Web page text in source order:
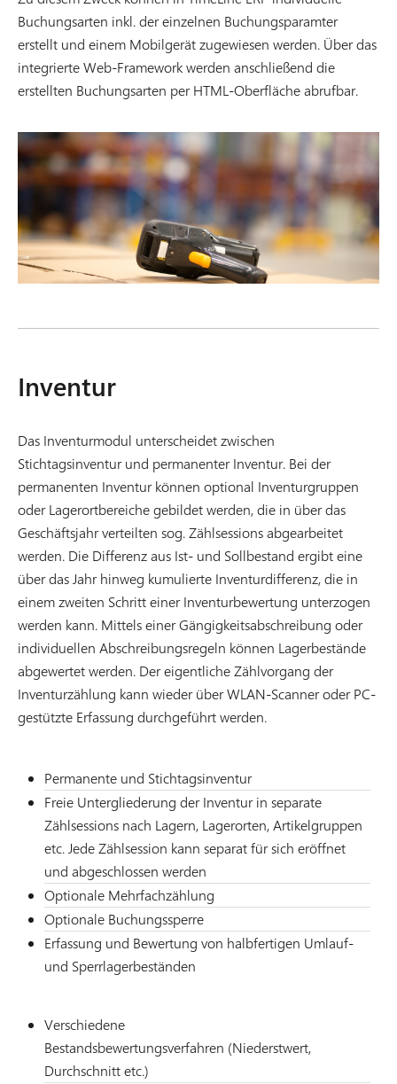
Buchungsarten inkl. der einzelnen Buchungsparamter
erstellt und einem Mobilgerät zugewiesen werden. Über das
integrierte Web-Framework werden anschließend die
erstellten Buchungsarten per HTML-Oberfläche abrufbar.
Inventur
Das Inventurmodul unterscheidet zwischen
Stichtagsinventur und permanenter Inventur. Bei der
permanenten Inventur können optional Inventurgruppen
oder Lagerortbereiche gebildet werden, die in über das
Geschäftsjahr verteilten sog. Zählsessions abgearbeitet
werden. Die Differenz aus Ist- und Sollbestand ergibt eine
über das Jahr hinweg kumulierte Inventurdifferenz, die in
einem zweiten Schritt einer Inventurbewertung unterzogen
werden kann. Mittels einer Gängigkeitsabschreibung oder
individuellen Abschreibungsregeln können Lagerbestände
abgewertet werden. Der eigentliche Zählvorgang der
Inventurzählung kann wieder über WLAN-Scanner oder PC-
gestützte Erfassung durchgeführt werden.
Permanente und Stichtagsinventur
Freie Untergliederung der Inventur in separate
Zählsessions nach Lagern, Lagerorten, Artikelgruppen
etc. Jede Zählsession kann separat für sich eröffnet
und abgeschlossen werden
Optionale Mehrfachzählung
Optionale Buchungssperre
Erfassung und Bewertung von halbfertigen Umlauf-
und Sperrlagerbeständen
Verschiedene
Bestandsbewertungsverfahren (Niederstwert,
Durchschnitt etc.)